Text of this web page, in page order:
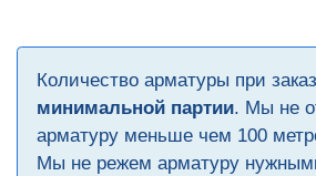
Количество арматуры при
минимальной партии. Мы не
арматуру меньше чем 100
Мы не режем арматуру